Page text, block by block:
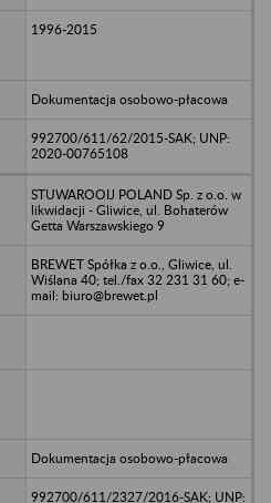
1996-2015
Dokumentacja osobowo-płacowa
992700/611/62/2015-SAK; UNP:
2020-00765108
STUWAROOIJ POLAND Sp. z o.o. w
likwidacji - Gliwice, ul. Bohaterów
Getta Warszawskiego 9
BREWET Spółka z o.o., Gliwice, ul.
Wiślana 40; tel./fax 32 231 31 60; e-
mail: biuro@brewet.pl
Dokumentacja osobowo-płacowa
992700/611/2327/2016-SAK; UNP: